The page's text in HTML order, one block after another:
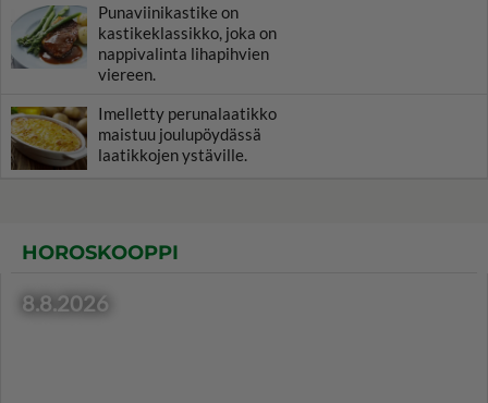
Punaviinikastike on
kastikeklassikko, joka on
nappivalinta lihapihvien
viereen.
Imelletty perunalaatikko
maistuu joulupöydässä
laatikkojen ystäville.
HOROSKOOPPI
8.8.2026